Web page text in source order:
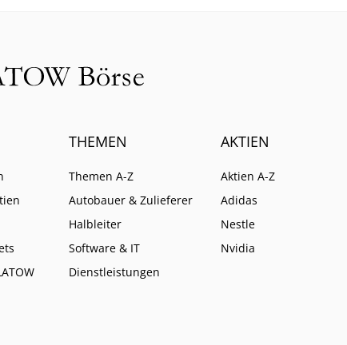
Instanz wiederum
THEMEN
Themen A-Z
Autobauer & Zulieferer
Halbleiter
Software & IT
Dienstleistungen
AKTIEN
Aktien A-Z
Adidas
Nestle
Nvidia